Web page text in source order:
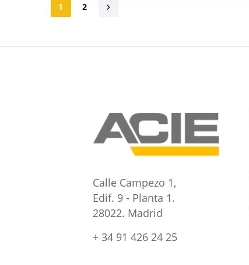
1 2
Calle Campezo 1,
Edif. 9 - Planta 1.
28022. Madrid
+ 34 91 426 24 25